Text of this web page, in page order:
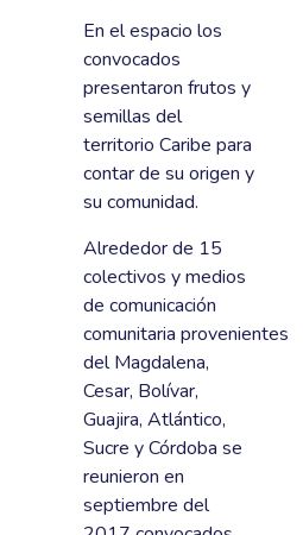
En el espacio los
convocados
presentaron frutos y
semillas del
territorio Caribe para
contar de su origen y
su comunidad.
Alrededor de 15
colectivos y medios
de comunicación
comunitaria provenientes
del Magdalena,
Cesar, Bolívar,
Guajira, Atlántico,
Sucre y Córdoba se
reunieron en
septiembre del